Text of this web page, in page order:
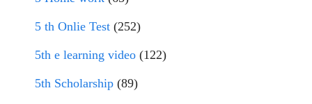
5 th Onlie Test (252)
5th e learning video (122)
5th Scholarship (89)